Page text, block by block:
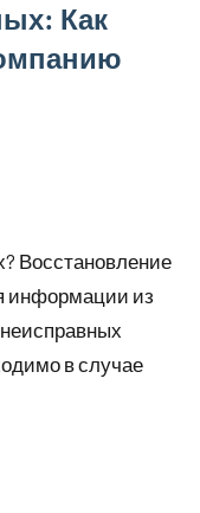
Как
Восстановление
информации из
в случае